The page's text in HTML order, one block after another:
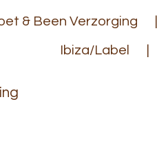
& Been Verzorging
Ibiza/Label